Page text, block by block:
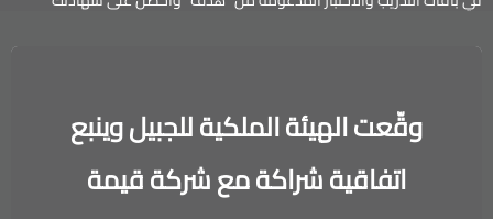
وقّعت الهيئة الملكية للجبيل وينبع
اتفاقية شراكة مع شركة قيمة